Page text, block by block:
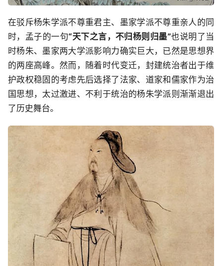
在驳斥杨朱学派不尊重君主、墨家学派不尊重亲人的同
时，孟子的一句“天下之言，不归杨则归墨”也说明了当
时杨朱、墨家两大学派影响力确实巨大，已然是思想界
的两座高峰。然而，随着时代变迁，封建统治者出于维
护政权稳固的考虑先后选择了法家、道家和儒家作为治
国思想，太过激进、不利于统治的杨朱学派则渐渐退出
了历史舞台。